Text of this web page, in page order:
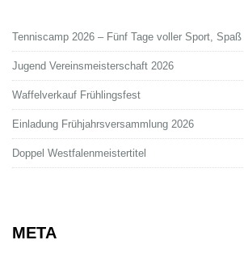
Tenniscamp 2026 – Fünf Tage voller Sport,
Jugend Vereinsmeisterschaft 2026
Waffelverkauf Frühlingsfest
Einladung Frühjahrsversammlung 2026
Doppel Westfalenmeistertitel
META